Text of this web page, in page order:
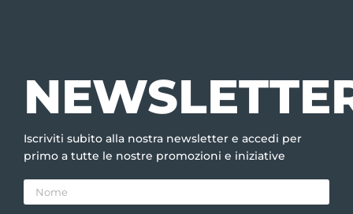
Iscriviti subito alla nostra newsletter e accedi per
primo a tutte le nostre promozioni e iniziative